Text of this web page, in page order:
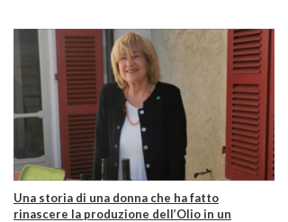
Una storia di una donna che ha fatto
rinascere la produzione dell’Olio in un